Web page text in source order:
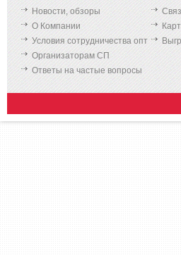
Новости, обзоры
О Компании
Условия сотрудничества опт
Организаторам СП
Ответы на частые вопросы